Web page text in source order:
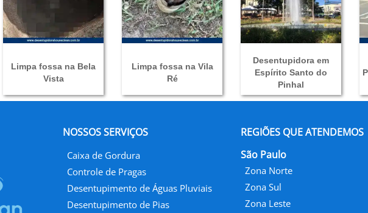
Limpa fossa na Bela
Vista
Limpa fossa na Vila
Ré
Desentupidora em
Espírito Santo do
Pinhal
NOSSOS SERVIÇOS
Caixa de Gordura
Controle de Pragas
Desentupimento de Águas Pluviais
Desentupimento de Pias
REGIÕES QUE ATENDEMOS
São Paulo
Zona Norte
Zona Sul
Zona Leste